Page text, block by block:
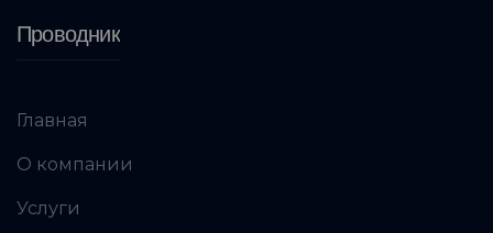
Проводник
Главная
О компании
Услуги